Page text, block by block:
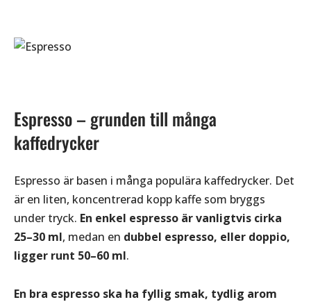
Espresso – grunden till många
kaffedrycker
Espresso är basen i många populära kaffedrycker. Det
är en liten, koncentrerad kopp kaffe som bryggs
under tryck. En enkel espresso är vanligtvis cirka
25–30 ml, medan en dubbel espresso, eller doppio,
ligger runt 50–60 ml.
En bra espresso ska ha fyllig smak, tydlig arom